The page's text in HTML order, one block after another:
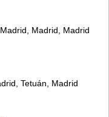
Madrid, Madrid
Tetuán, Madrid